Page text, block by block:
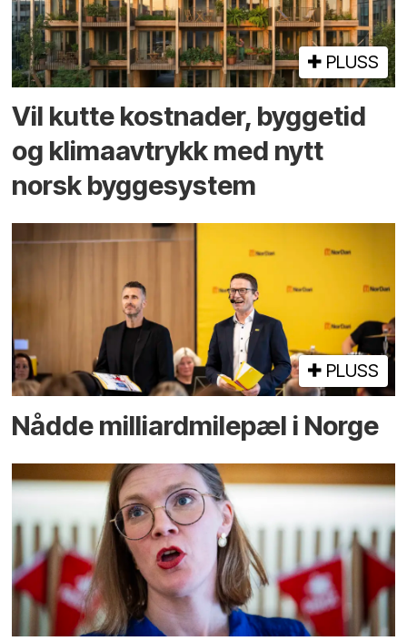
PLUSS
Vil kutte kostnader, byggetid
og klima­avtrykk med nytt
norsk bygge­system
PLUSS
Nådde milliard­­milepæl i Norge